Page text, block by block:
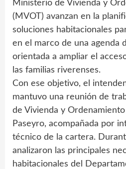
Ministerio de Vivienda y
(MVOT) avanzan en la
soluciones habitacionales
en el marco de una agenda
orientada a ampliar el
las familias riverenses.
Con ese objetivo, el
mantuvo una reunión de
de Vivienda y
Paseyro, acompañada por
técnico de la cartera.
analizaron las principales
habitacionales del